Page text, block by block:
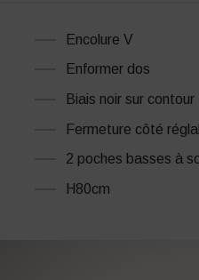
Encolure V
Enformer dos
Biais noir sur contour
Fermeture côté
2 poches basses à
H80cm